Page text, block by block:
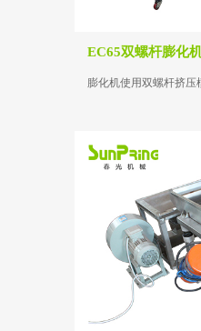
EC65双螺杆膨化
膨化机使用双螺杆挤